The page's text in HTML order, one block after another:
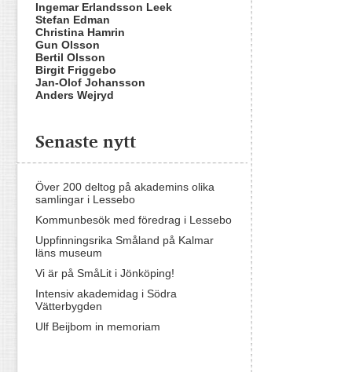
Ingemar Erlandsson Leek
Stefan Edman
Christina Hamrin
Gun Olsson
Bertil Olsson
Birgit Friggebo
Jan-Olof Johansson
Anders Wejryd
Senaste nytt
Över 200 deltog på akademins olika
samlingar i Lessebo
Kommunbesök med föredrag i Lessebo
Uppfinningsrika Småland på Kalmar
läns museum
Vi är på SmåLit i Jönköping!
Intensiv akademidag i Södra
Vätterbygden
Ulf Beijbom in memoriam